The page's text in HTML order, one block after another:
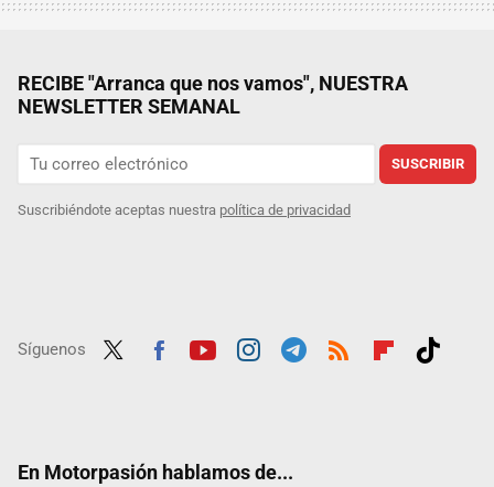
RECIBE "Arranca que nos vamos", NUESTRA
NEWSLETTER SEMANAL
SUSCRIBIR
Suscribiéndote aceptas nuestra política de privacidad
Síguenos
En Motorpasión hablamos de...